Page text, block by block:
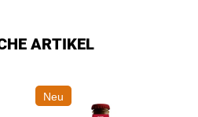
ARTIKEL
Neu